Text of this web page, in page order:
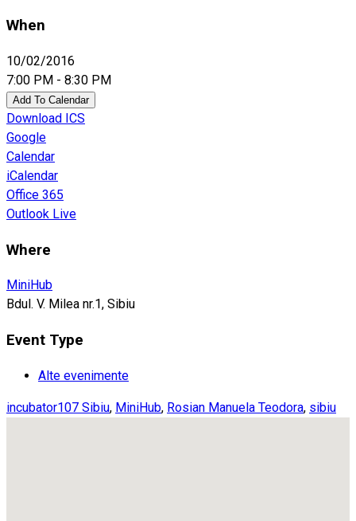
When
10/02/2016
7:00 PM - 8:30 PM
Add To Calendar
Download ICS
Google
Calendar
iCalendar
Office 365
Outlook Live
Where
MiniHub
Bdul. V. Milea nr.1, Sibiu
Event Type
Alte evenimente
incubator107 Sibiu, MiniHub, Rosian Manuela Teodora, sibiu